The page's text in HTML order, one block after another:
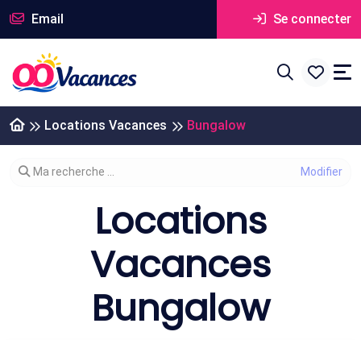
Email Se connecter
Locations Vacances Bungalow
Modifier votre recherche
Ma recherche ...
Locations
Vacances
Bungalow